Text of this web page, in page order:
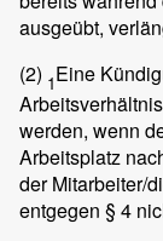
ausgeübt,
(2) 1Eine
werden, wenn
Arbeitsplatz
der Mitarbeiter/
entgegen § 4